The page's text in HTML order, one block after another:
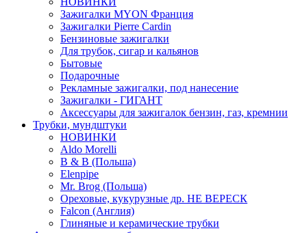
Зажигалки MYON Франция
Зажигалки Pierre Cardin
Бензиновые зажигалки
Для трубок, сигар и кальянов
Бытовые
Подарочные
Рекламные зажигалки, под нанесение
Зажигалки - ГИГАНТ
Аксессуары для зажигалок бензин, газ, кремнии
Трубки, мундштуки
НОВИНКИ
Aldo Morelli
B & B (Польша)
Elenpipe
Mr. Brog (Польша)
Ореховые, кукурузные др. НЕ ВЕРЕСК
Falcon (Англия)
Глиняные и керамические трубки